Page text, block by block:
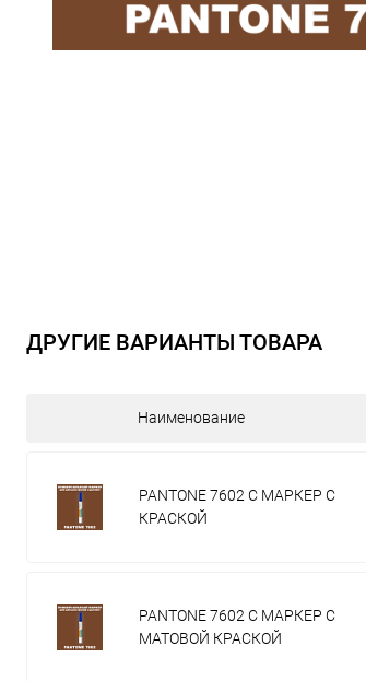
ДРУГИЕ ВАРИАНТЫ ТОВАРА
Наименование
PANTONE 7602 C МАРКЕР С
КРАСКОЙ
PANTONE 7602 C МАРКЕР С
МАТОВОЙ КРАСКОЙ